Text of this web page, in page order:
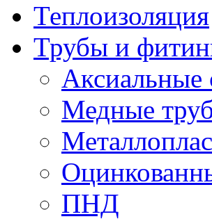
Теплоизоляция
Трубы и
Аксиальные
Медные
ПНД